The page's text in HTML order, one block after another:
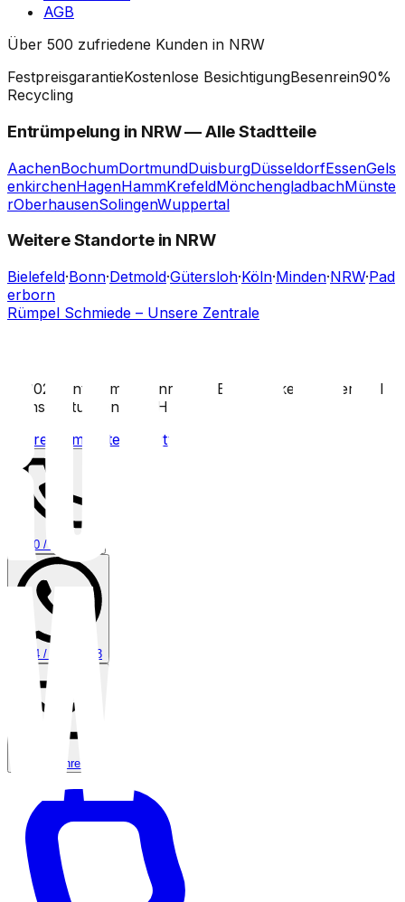
AGB
Über 500 zufriedene Kunden in NRW
FestpreisgarantieKostenlose BesichtigungBesenrein90%
Recycling
Entrümpelung in NRW— Alle Stadtteile
AachenBochumDortmundDuisburgDüsseldorfEssenGels
enkirchenHagenHammKrefeldMönchengladbachMünste
rOberhausenSolingenWuppertal
Weitere Standorte in NRW
Bielefeld·Bonn·Detmold·Gütersloh·Köln·Minden·NRW·Pad
erborn
Rümpel Schmiede – Unsere Zentrale
2026 entruempeln-nrw.de
Eine Marke der Wertvoll
Dienstleistungen GmbH
Impressum
Datenschutz
0800 / 006 0970
0174 / 808 30 23
E-Mail schreiben